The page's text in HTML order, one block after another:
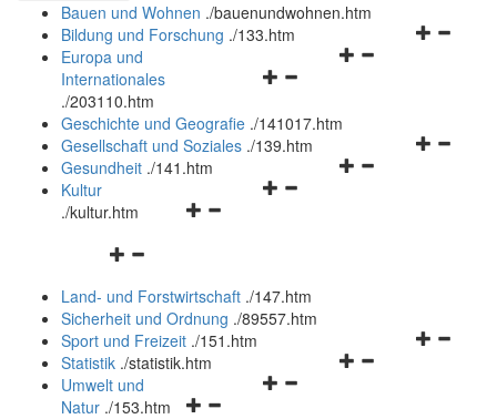
Bauen und Wohnen ./bauenundwohnen.htm
Navigationsmenü
schließen
Bildung und Forschung ./133.htm
Navigationsmenü
und
schließen
Europa und
Internationales
./203110.htm
Geschichte und Geografie ./141017.htm
Navigationsmenü
Gesellschaft und Soziales ./139.htm
Navigationsmenü
Gesundheit ./141.htm
Navigationsmenü
Kultur
./kultur.htm
Navigationsmenü
und
schließen
Land- und Forstwirtschaft ./147.htm
Sicherheit und Ordnung ./89557.htm
Navigationsmenü
Sport und Freizeit ./151.htm
Navigationsmenü
Statistik ./statistik.htm
Navigationsmenü
Umwelt und
Natur ./153.htm